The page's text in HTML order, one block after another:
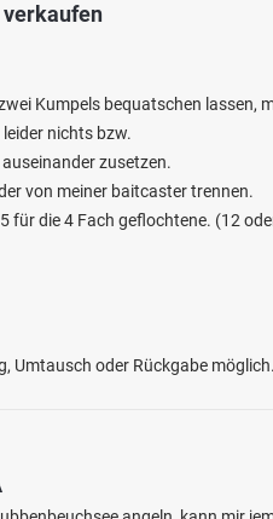
verkaufen
Kumpels bequatschen lassen,
nichts bzw.
zusetzen.
von meiner baitcaster trennen.
für die 4 Fach geflochtene. (12
Umtausch oder Rückgabe möglich.